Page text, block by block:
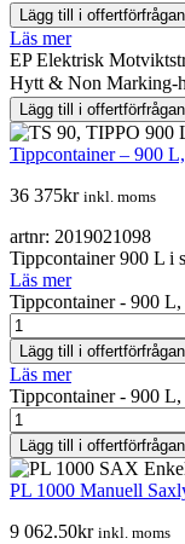
Lägg till i offertförfrågan
Läs mer
EP Elektrisk
Hytt & Non Marking-
Lägg till i offertförfrågan
Tippcontainer – 900
36 375kr inkl. moms
artnr: 2019021098
Tippcontainer 900 L i
Läs mer
Tippcontainer - 900
Lägg till i offertförfrågan
Läs mer
Tippcontainer - 900
Lägg till i offertförfrågan
PL 1000 Manuell
9 062.50kr inkl. moms